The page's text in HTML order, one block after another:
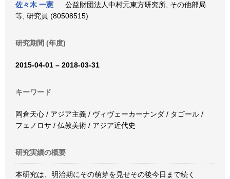
佐々木 一憲
公益財団法人中村元東方研究所, その他部局
等, 研究員 (80508515)
研究期間 (年度)
2015-04-01 – 2018-03-31
キーワード
岡倉天心 / アジア主義 / ヴィヴェーカーナンダ / タゴール /
フェノロサ / 仏教美術 / アジア近代史
研究実績の概要
本研究は、明治期にその萌芽を見せその後今日まで続く